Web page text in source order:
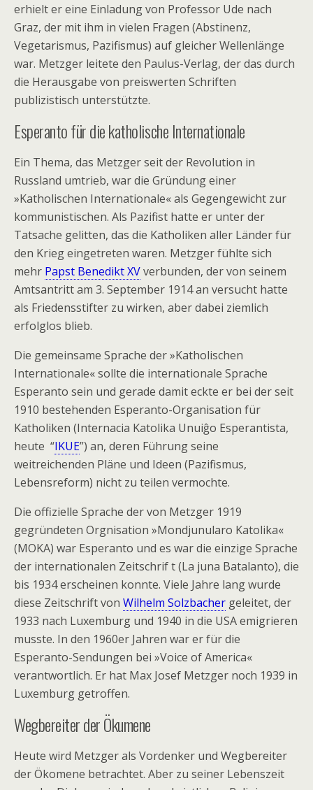
erhielt er eine Einladung von Professor Ude nach
Graz, der mit ihm in vielen Fragen (Abstinenz,
Vegetarismus, Pazifismus) auf gleicher Wellenlänge
war. Metzger leitete den Paulus-Verlag, der das durch
die Herausgabe von preiswerten Schriften
publizistisch unterstützte.
Esperanto für die katholische Internationale
Ein Thema, das Metzger seit der Revolution in
Russland umtrieb, war die Gründung einer
»Katholischen Internationale« als Gegengewicht zur
kommunistischen. Als Pazifist hatte er unter der
Tatsache gelitten, das die Katholiken aller Länder für
den Krieg eingetreten waren. Metzger fühlte sich
mehr Papst Benedikt XVverbunden, der von seinem
Amtsantritt am 3. September 1914 an versucht hatte
als Friedensstifter zu wirken, aber dabei ziemlich
erfolglos blieb.
Die gemeinsame Sprache der »Katholischen
Internationale« sollte die internationale Sprache
Esperanto sein und gerade damit eckte er bei der seit
1910 bestehenden Esperanto-Organisation für
Katholiken (Internacia Katolika Unuiĝo Esperantista,
heute “IKUE”) an, deren Führung seine
weitreichenden Pläne und Ideen (Pazifismus,
Lebensreform) nicht zu teilen vermochte.
Die offizielle Sprache der von Metzger 1919
gegründeten Orgnisation »Mondjunularo Katolika«
(MOKA) war Esperanto und es war die einzige Sprache
der internationalen Zeitschrif t (La juna Batalanto), die
bis 1934 erscheinen konnte. Viele Jahre lang wurde
diese Zeitschrift von Wilhelm Solzbacher geleitet, der
1933 nach Luxemburg und 1940 in die USA emigrieren
musste. In den 1960er Jahren war er für die
Esperanto-Sendungen bei »Voice of America«
verantwortlich. Er hat Max Josef Metzger noch 1939 in
Luxemburg getroffen.
Wegbereiter der Ökumene
Heute wird Metzger als Vordenker und Wegbereiter
der Ökomene betrachtet. Aber zu seiner Lebenszeit